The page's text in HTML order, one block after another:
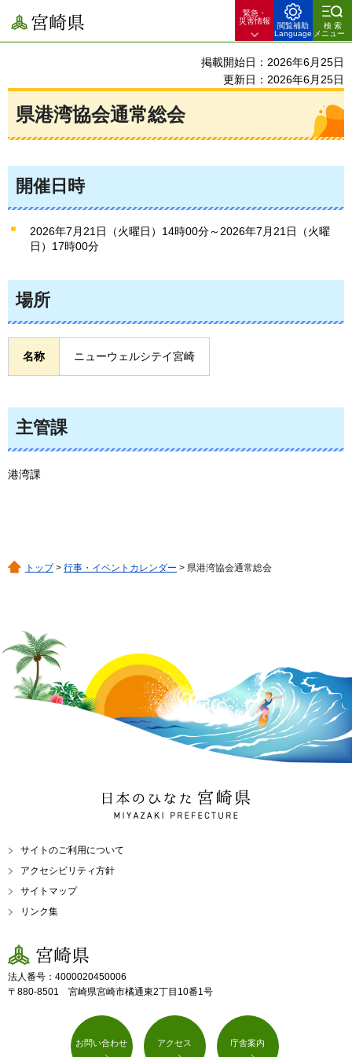
宮崎県
緊急・
災害情報
閲覧補助
Language
検索
メニュー
掲載開始日：2026年6月25日
更新日：2026年6月25日
県港湾協会通常総会
開催日時
2026年7月21日（火曜日）14時00分～2026年7月21日（火曜
日）17時00分
場所
名称 ニューウェルシテイ宮崎
主管課
港湾課
トップ> 行事・イベントカレンダー > 県港湾協会通常総会
日本のひなた 宮崎県
MIYAZAKI PREFECTURE
サイトのご利用について
アクセシビリティ方針
サイトマップ
リンク集
宮崎県
法人番号：4000020450006
〒880-8501 宮崎県宮崎市橘通東2丁目10番1号
お問い合わせ アクセス 庁舎案内